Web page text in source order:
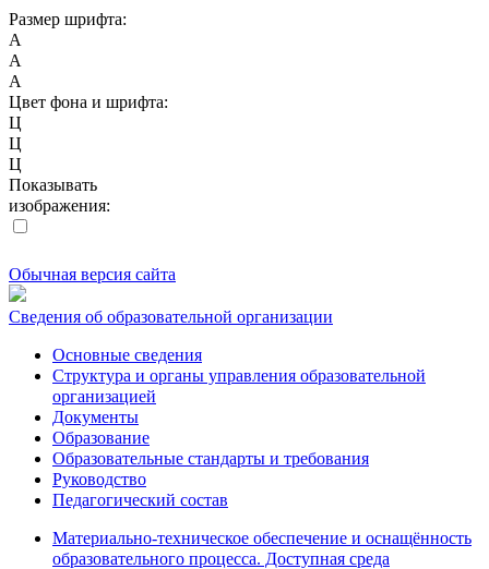
Размер шрифта:
A
A
A
Цвет фона и шрифта:
Ц
Ц
Ц
Показывать
изображения:
Обычная версия сайта
Сведения об образовательной организации
Основные сведения
Структура и органы управления образовательной
организацией
Документы
Образование
Образовательные стандарты и требования
Руководство
Педагогический состав
Материально-техническое обеспечение и оснащённость
образовательного процесса. Доступная среда